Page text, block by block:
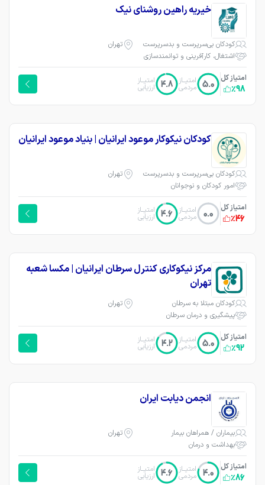
خیریه راهین روشنای نیک
کودکان بی‌سرپرست و بدسرپرست
تهران
اشتغال، کارآفرینی و توانمندسازی
امتیاز کل
٪98 5.0 امتیــاز
مردمی 4.8 امتیــاز
ارزیابی
کودکان نیکوکار موعود ایرانیان | بنیاد موعود ایرانیان
کودکان بی‌سرپرست و بدسرپرست
تهران
امور کودکان و نوجوانان
امتیاز کل
٪46 0.0 امتیــاز
مردمی 4.6 امتیــاز
ارزیابی
مرکز نیکوکاری کنترل سرطان ایرانیان | مکسا شعبه
تهران
کودکان مبتلا به سرطان
تهران
پیشگیری و درمان سرطان
امتیاز کل
٪92 5.0 امتیــاز
مردمی 4.2 امتیــاز
ارزیابی
انجمن دیابت ایران
بیماران / همراهان بیمار
تهران
بهداشت و درمان
امتیاز کل
٪86 4.0 امتیــاز
مردمی 4.6 امتیــاز
ارزیابی